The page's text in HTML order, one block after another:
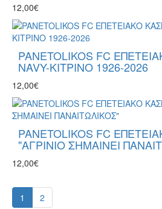
12,00€
PANETOLIKOS FC
NAVY-ΚΙΤΡΙΝΟ 1926-2026
12,00€
PANETOLIKOS FC
"ΑΓΡΙΝΙΟ ΣΗΜΑΙΝΕΙ
12,00€
1 2